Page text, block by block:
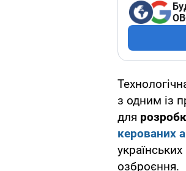
з одним із
для
керованих
озброєння.